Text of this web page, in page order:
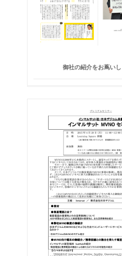
御社の紹介をお蔦いし